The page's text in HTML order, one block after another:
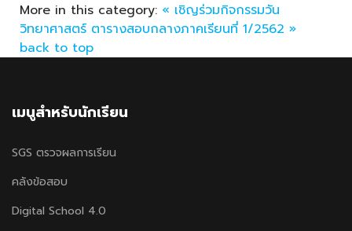
More in this category: « เชิญร่วมกิจกรรมวัน
วิทยาศาสตร์ ตารางสอบกลางภาคเรียนที่ 1/2562 »
back to top
เมนูสำหรับนักเรียน
SGS ตรวจผลการเรียน
คลังข้อสอบ
Digital School 4.0